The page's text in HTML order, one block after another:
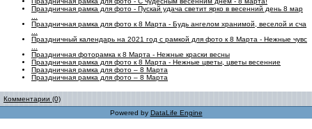
Праздничная рамка для фото - Пускай удача светит ярко в весенний день 8 мар
Праздничная рамка для фото к 8 Марта - Будь ангелом хранимой, веселой и сча
Праздничный календарь на 2021 год с рамкой для фото к 8 Марта - Нежные чувс
Праздничная фоторамка к 8 Марта - Нежные краски весны
Праздничная рамка для фото к 8 Марта - Нежные цветы, цветы весенние
Праздничная рамка для фото – 8 Марта
Праздничная рамка для фото – 8 Марта
Комментарии (0)
Powered by DataLife Engine